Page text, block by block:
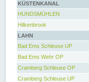
KÜSTENKANAL
HUNDSMÜHLEN
Hilkenbrook
LAHN
Bad Ems Schleuse UP
Bad Ems Wehr OP
Cramberg Schleuse OP
Cramberg Schleuse UP